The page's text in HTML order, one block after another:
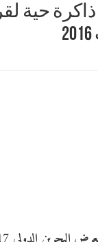
ذاكرة حية